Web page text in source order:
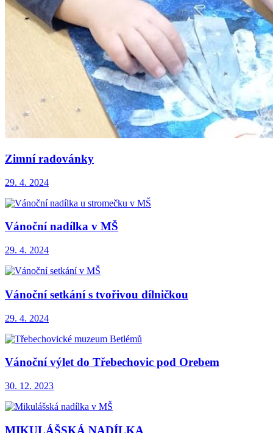
Zimní radovánky
29. 4. 2024
Vánoční nadílka v MŠ
29. 4. 2024
Vánoční setkání s tvořivou dílničkou
29. 4. 2024
Vánoční výlet do Třebechovic pod Orebem
30. 12. 2023
MIKULÁŠSKÁ NADÍLKA